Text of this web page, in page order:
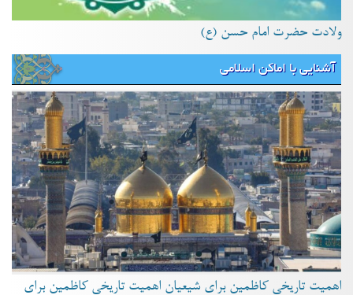
ولادت حضرت امام حسن (ع)
آشنایی با اماکن اسلامی
اهمیت تاریخی کاظمین برای شیعیان اهمیت تاریخی کاظمین برای